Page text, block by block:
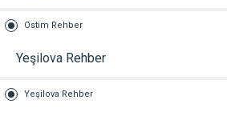
Ostim Rehber
Yeşilova Rehber
Yeşilova Rehber